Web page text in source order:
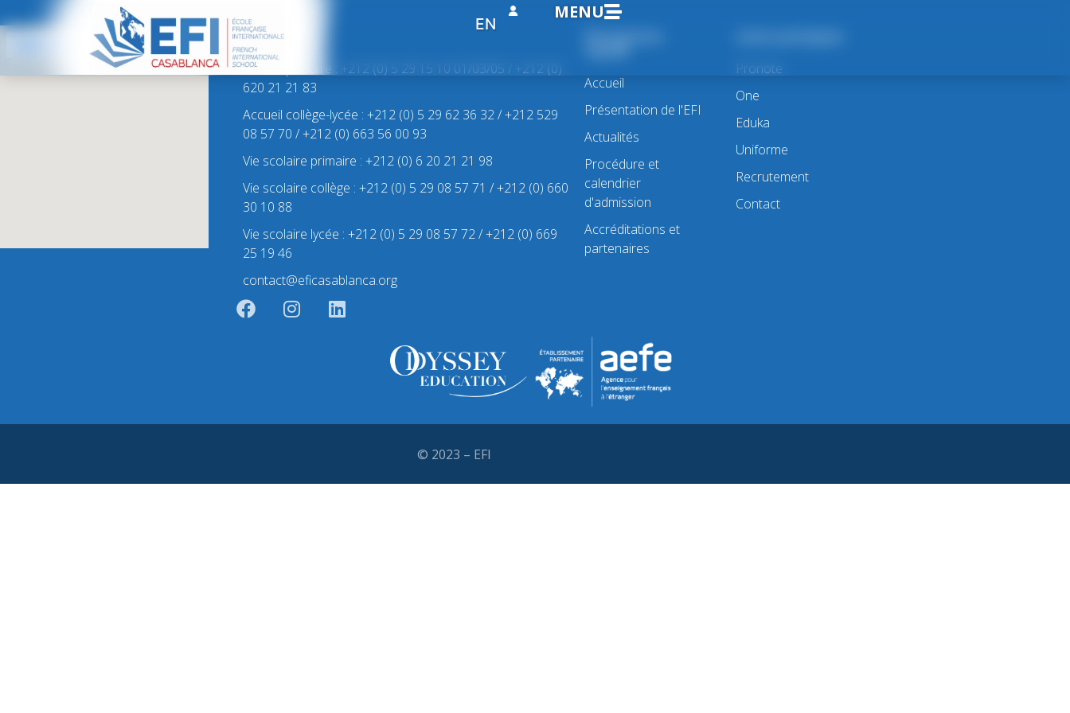
EN
MENU
Contact
Accueil primaire : +212 (0) 5 29 15 10 01/03/05 / +212 (0)
620 21 21 83
Accueil collège-lycée : +212 (0) 5 29 62 36 32 / +212 529
08 57 70 / +212 (0) 663 56 00 93
Vie scolaire primaire : +212 (0) 6 20 21 21 98
Vie scolaire collège : +212 (0) 5 29 08 57 71 / +212 (0) 660
30 10 88
Vie scolaire lycée : +212 (0) 5 29 08 57 72 / +212 (0) 669
25 19 46
contact@eficasablanca.org
Navigation
Accueil
Présentation de l'EFI
Actualités
Procédure et
calendrier
d'admission
Accréditations et
partenaires
Pronote
One
Eduka
Uniforme
Recrutement
Contact
© 2023 – EFI